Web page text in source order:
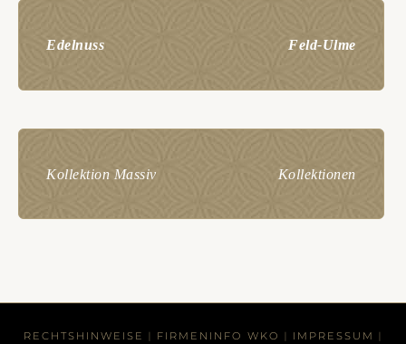
Edelnuss Feld-Ulme
Kollektion Massiv Kollektionen
RECHTSHINWEISE FIRMENINFO WKO IMPRESSUM